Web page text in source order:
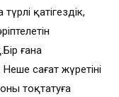
қатігездік,
ғана
сағат жүретіні
тоқтатуға